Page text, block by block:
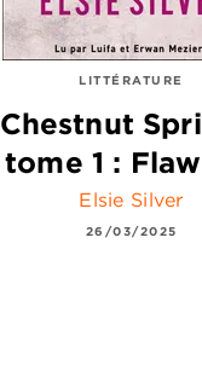
LITTÉRATURE
Chestnut
tome 1 :
Elsie Silver
26/03/2025